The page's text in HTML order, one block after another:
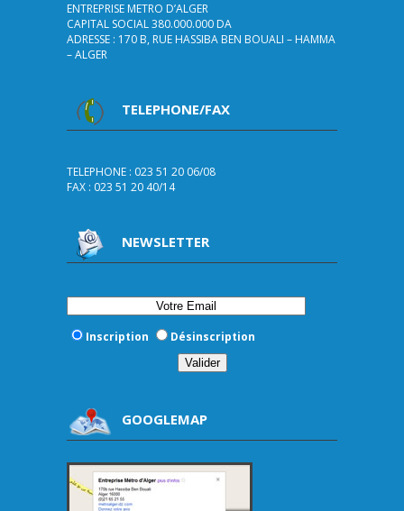
ENTREPRISE METRO D’ALGER
CAPITAL SOCIAL 380.000.000 DA
ADRESSE : 170 B, RUE HASSIBA BEN BOUALI – HAMMA
– ALGER
TELEPHONE/FAX
TELEPHONE : 023 51 20 06/08
FAX : 023 51 20 40/14
NEWSLETTER
Inscription Désinscription
GOOGLEMAP